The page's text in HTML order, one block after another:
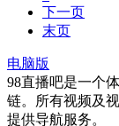
下一页
末页
电脑版
98直播吧是一个
链。所有视频及
提供导航服务。